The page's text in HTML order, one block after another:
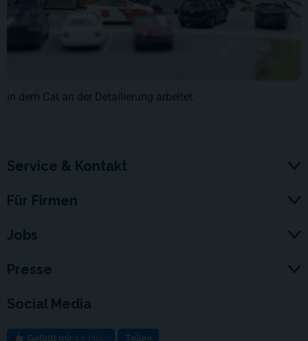
in dem Cat an der Detailierung arbeitet.
Service & Kontakt
Für Firmen
Jobs
Presse
Social Media